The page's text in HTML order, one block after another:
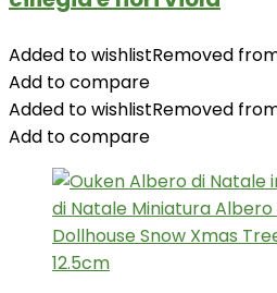
Added to wishlistRemoved
Add to compare
Added to wishlistRemoved
Add to compare